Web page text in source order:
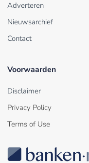
Adverteren
Nieuwsarchief
Contact
Voorwaarden
Disclaimer
Privacy Policy
Terms of Use